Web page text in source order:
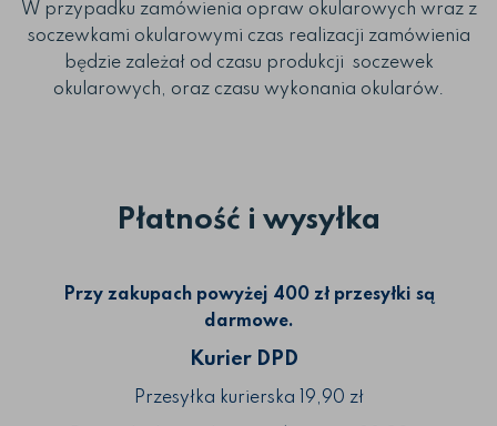
W przypadku zamówienia opraw okularowych wraz z
soczewkami okularowymi czas realizacji zamówienia
będzie zależał od czasu produkcji soczewek
okularowych, oraz czasu wykonania okularów.
Płatność i wysyłka
Przy zakupach powyżej 400 zł przesyłki są
darmowe.
Kurier DPD
Przesyłka kurierska 19,90 zł